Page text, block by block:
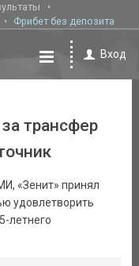
Фрибет без депозита
Вход
трансфер
«Зенит» принял
удовлетворить
летнего